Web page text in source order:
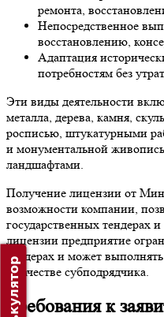
ремонта,
Непосредственное
восстановлению,
Адаптация
потребностям без
Эти виды деятельности
металла, дерева, камня,
росписью, штукатурными
и монументальной
ландшафтами.
Получение лицензии от
возможности компании,
государственных тендерах
лицензии предприятие
тендерах и может
в качестве субподрядчика.
Требования к